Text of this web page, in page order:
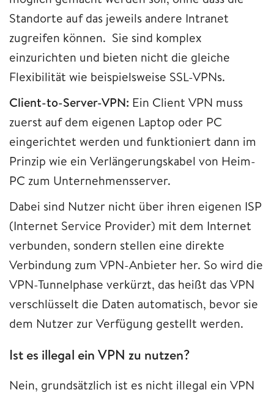
Standorte auf das jeweils andere Intranet
zugreifen können. Sie sind komplex
einzurichten und bieten nicht die gleiche
Flexibilität wie beispielsweise SSL-VPNs.
Client-to-Server-VPN: Ein Client VPN muss
zuerst auf dem eigenen Laptop oder PC
eingerichtet werden und funktioniert dann im
Prinzip wie ein Verlängerungskabel von Heim-
PC zum Unternehmensserver.
Dabei sind Nutzer nicht über ihren eigenen ISP
(Internet Service Provider) mit dem Internet
verbunden, sondern stellen eine direkte
Verbindung zum VPN-Anbieter her. So wird die
VPN-Tunnelphase verkürzt, das heißt das VPN
verschlüsselt die Daten automatisch, bevor sie
dem Nutzer zur Verfügung gestellt werden.
Ist es illegal ein VPN zu nutzen?
Nein, grundsätzlich ist es nicht illegal ein VPN